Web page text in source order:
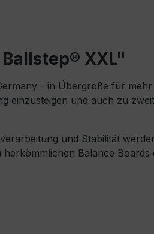
XXL"
- in Übergröße für
einzusteigen und auch zu
und Stabilität
Balance